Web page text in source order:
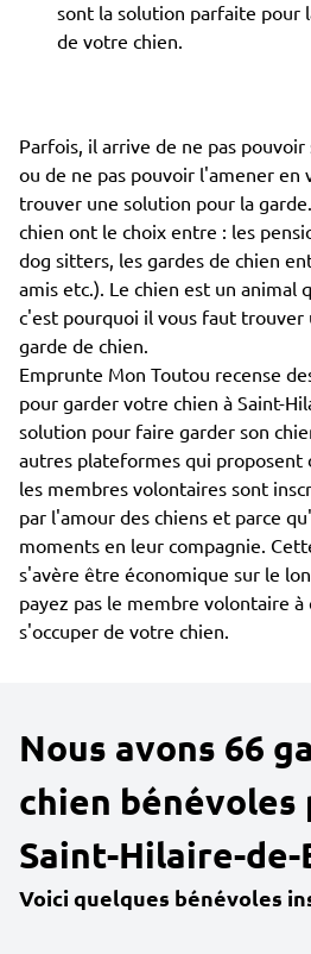
sont la solution parfaite pour
de votre chien.
Parfois, il arrive de ne pas
ou de ne pas pouvoir l'amener en
trouver une solution pour la
chien ont le choix entre : les
dog sitters, les gardes de chien
amis etc.). Le chien est un animal
c'est pourquoi il vous faut trouver
garde de chien.
Emprunte Mon Toutou recense
pour garder votre chien à Saint-
solution pour faire garder son
autres plateformes qui proposent
les membres volontaires sont
par l'amour des chiens et parce
moments en leur compagnie.
s'avère être économique sur le
payez pas le membre volontaire
s'occuper de votre chien.
Nous avons 66
chien bénévoles
Saint-Hilaire-de-
Voici quelques bénévoles